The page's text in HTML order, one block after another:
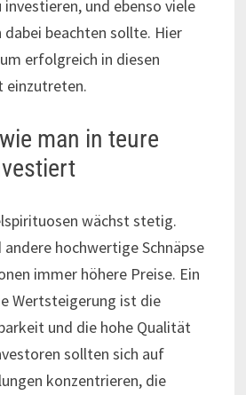
investieren, und ebenso viele
dabei beachten sollte. Hier
erfolgreich in diesen
einzutreten.
man in teure
wächst stetig.
andere hochwertige Schnäpse
immer höhere Preise. Ein
Wertsteigerung ist die
und die hohe Qualität
sollten sich auf
konzentrieren, die